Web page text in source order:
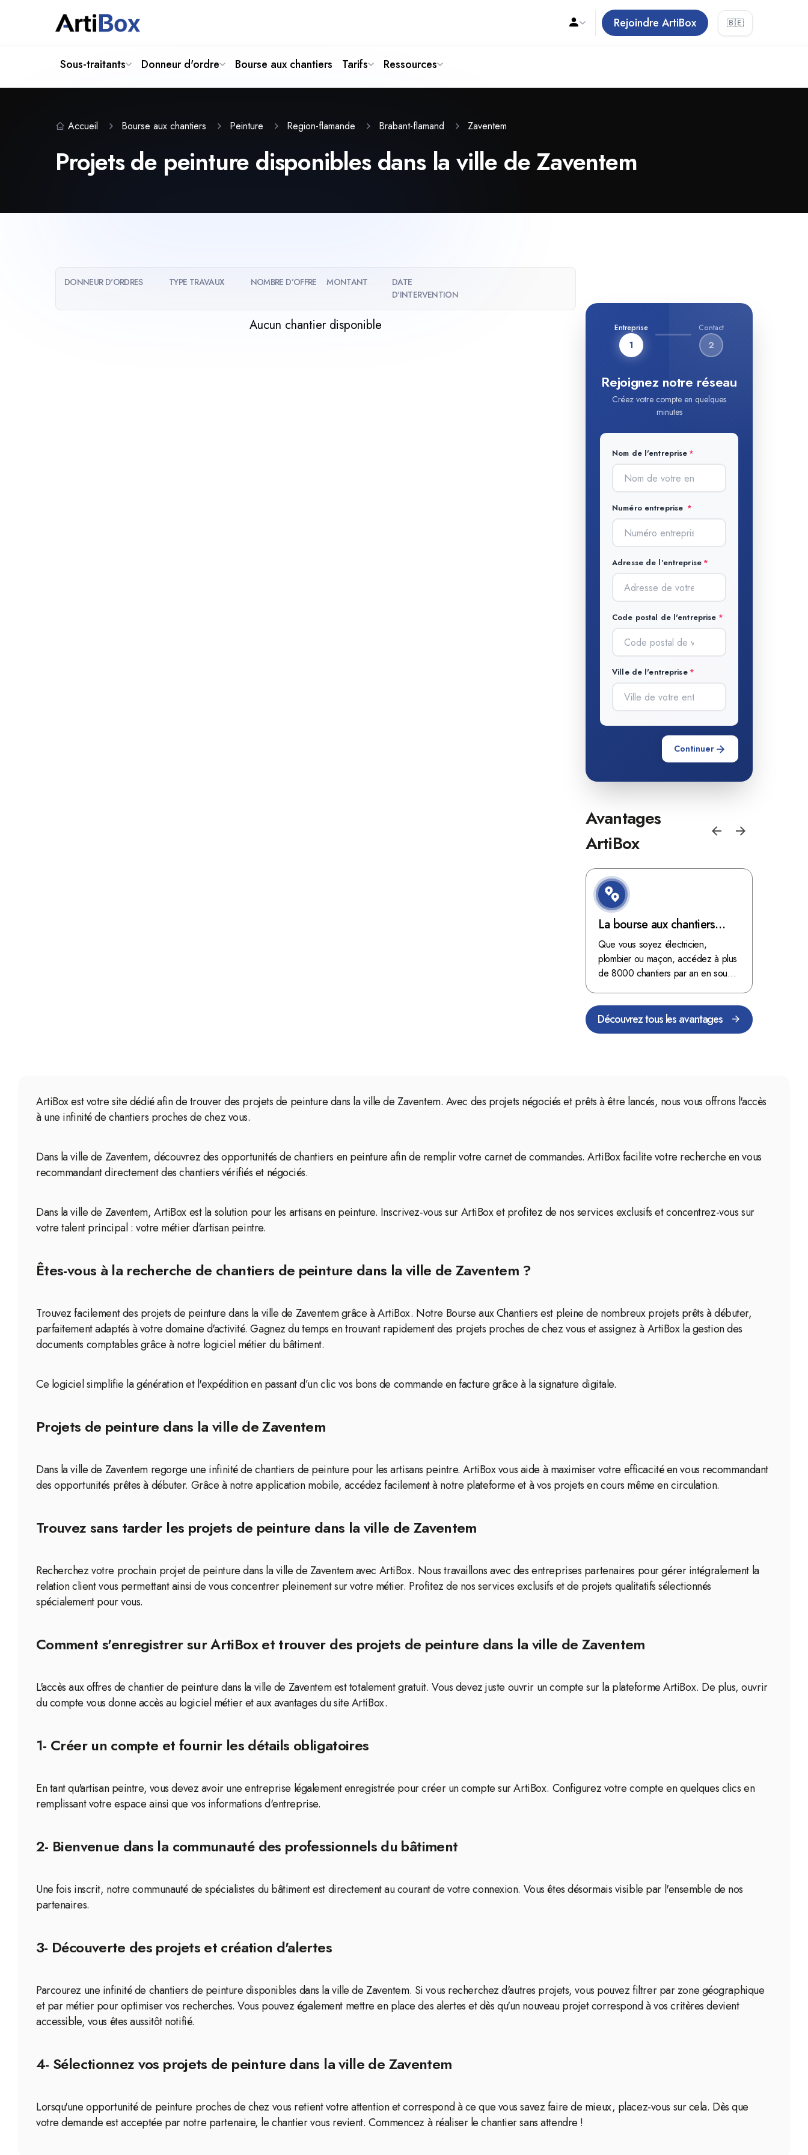
Rejoindre ArtiBox 🇧🇪
Sous-traitants Donneur d'ordre Bourse aux chantiers Tarifs Ressources
Accueil Bourse aux chantiers Peinture Region-flamande Brabant-flamand Zaventem
Projets de peinture disponibles dans la ville de Zaventem
DONNEUR D'ORDRES TYPE TRAVAUX NOMBRE D’OFFRE MONTANT
DATE
D'INTERVENTION
Aucun chantier disponible Entreprise
1
Contact
2
Rejoignez notre réseau
Créez votre compte en quelques
minutes
Nom de l'entreprise
Numéro entreprise
Adresse de l'entreprise
Code postal de l'entreprise
Ville de l'entreprise
Continuer
Avantages
ArtiBox
La bourse aux chantiers
d'ArtiBox Belgique, véritable
mine d'or !
Que vous soyez électricien,
plombier ou maçon, accédez à plus
de 8000 chantiers par an en sous-
Découvrez tous les avantages
ArtiBox est votre site dédié afin de trouver des projets de peinture dans la ville de Zaventem. Avec des projets négociés et prêts à être lancés, nous vous offrons l'accès
à une infinité de chantiers proches de chez vous.
Dans la ville de Zaventem, découvrez des opportunités de chantiers en peinture afin de remplir votre carnet de commandes. ArtiBox facilite votre recherche en vous
recommandant directement des chantiers vérifiés et négociés.
Dans la ville de Zaventem, ArtiBox est la solution pour les artisans en peinture. Inscrivez-vous sur ArtiBox et profitez de nos services exclusifs et concentrez-vous sur
votre talent principal : votre métier d'artisan peintre.
Êtes-vous à la recherche de chantiers de peinture dans la ville de Zaventem ?
Trouvez facilement des projets de peinture dans la ville de Zaventem grâce à ArtiBox. Notre Bourse aux Chantiers est pleine de nombreux projets prêts à débuter,
parfaitement adaptés à votre domaine d'activité. Gagnez du temps en trouvant rapidement des projets proches de chez vous et assignez à ArtiBox la gestion des
documents comptables grâce à notre logiciel métier du bâtiment.
Ce logiciel simplifie la génération et l'expédition en passant d’un clic vos bons de commande en facture grâce à la signature digitale.
Projets de peinture dans la ville de Zaventem
Dans la ville de Zaventem regorge une infinité de chantiers de peinture pour les artisans peintre. ArtiBox vous aide à maximiser votre efficacité en vous recommandant
des opportunités prêtes à débuter. Grâce à notre application mobile, accédez facilement à notre plateforme et à vos projets en cours même en circulation.
Trouvez sans tarder les projets de peinture dans la ville de Zaventem
Recherchez votre prochain projet de peinture dans la ville de Zaventem avec ArtiBox. Nous travaillons avec des entreprises partenaires pour gérer intégralement la
relation client vous permettant ainsi de vous concentrer pleinement sur votre métier. Profitez de nos services exclusifs et de projets qualitatifs sélectionnés
spécialement pour vous.
Comment s'enregistrer sur ArtiBox et trouver des projets de peinture dans la ville de Zaventem
L'accès aux offres de chantier de peinture dans la ville de Zaventem est totalement gratuit. Vous devez juste ouvrir un compte sur la plateforme ArtiBox. De plus, ouvrir
du compte vous donne accès au logiciel métier et aux avantages du site ArtiBox.
1- Créer un compte et fournir les détails obligatoires
En tant qu'artisan peintre, vous devez avoir une entreprise légalement enregistrée pour créer un compte sur ArtiBox. Configurez votre compte en quelques clics en
remplissant votre espace ainsi que vos informations d'entreprise.
2- Bienvenue dans la communauté des professionnels du bâtiment
Une fois inscrit, notre communauté de spécialistes du bâtiment est directement au courant de votre connexion. Vous êtes désormais visible par l'ensemble de nos
partenaires.
3- Découverte des projets et création d'alertes
Parcourez une infinité de chantiers de peinture disponibles dans la ville de Zaventem. Si vous recherchez d'autres projets, vous pouvez filtrer par zone géographique
et par métier pour optimiser vos recherches. Vous pouvez également mettre en place des alertes et dès qu'un nouveau projet correspond à vos critères devient
accessible, vous êtes aussitôt notifié.
4- Sélectionnez vos projets de peinture dans la ville de Zaventem
Lorsqu'une opportunité de peinture proches de chez vous retient votre attention et correspond à ce que vous savez faire de mieux, placez-vous sur cela. Dès que
votre demande est acceptée par notre partenaire, le chantier vous revient. Commencez à réaliser le chantier sans attendre !